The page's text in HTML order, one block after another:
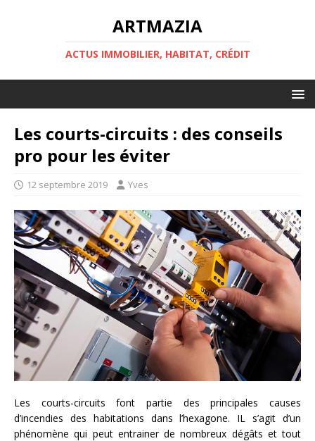
ARTMAZIA
ACTUS IMMOBILIER, HABITAT, CRÉDIT
Les courts-circuits : des conseils
pro pour les éviter
12 septembre 2019 Yves
Les courts-circuits font partie des principales causes
d’incendies des habitations dans l’hexagone. IL s’agit d’un
phénomène qui peut entrainer de nombreux dégâts et tout